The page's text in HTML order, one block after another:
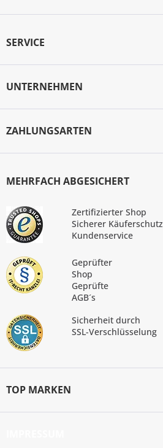
SERVICE
UNTERNEHMEN
ZAHLUNGSARTEN
MEHRFACH ABGESICHERT
Zertifizierter Shop
Sicherer Käuferschutz
Kundenservice
Geprüfter
Shop
Geprüfte
AGB´s
Sicherheit durch
SSL-Verschlüsselung
TOP MARKEN